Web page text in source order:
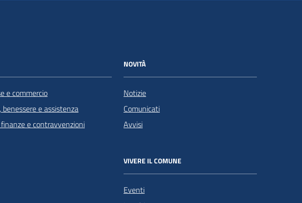
e commercio
benessere e assistenza
finanze e contravvenzioni
NOVITÀ
Notizie
Comunicati
Avvisi
VIVERE IL COMUNE
Eventi